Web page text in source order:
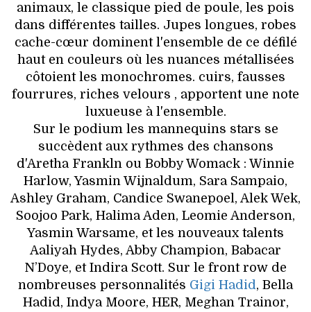
animaux, le classique pied de poule, les pois
dans différentes tailles. Jupes longues, robes
cache-cœur dominent l'ensemble de ce défilé
haut en couleurs où les nuances métallisées
côtoient les monochromes. cuirs, fausses
fourrures, riches velours , apportent une note
luxueuse à l'ensemble.
Sur le podium les mannequins stars se
succèdent aux rythmes des chansons
d'Aretha Frankln ou Bobby Womack : Winnie
Harlow, Yasmin Wijnaldum, Sara Sampaio,
Ashley Graham, Candice Swanepoel, Alek Wek,
Soojoo Park, Halima Aden, Leomie Anderson,
Yasmin Warsame, et les nouveaux talents
Aaliyah Hydes, Abby Champion, Babacar
N’Doye, et Indira Scott. Sur le front row de
nombreuses personnalités Gigi Hadid, Bella
Hadid, Indya Moore, HER, Meghan Trainor,